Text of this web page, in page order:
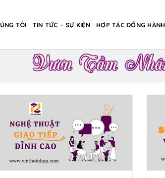
TÔI TIN TỨC – SỰ KIỆN HỢP TÁC ĐỒNG HÀNH